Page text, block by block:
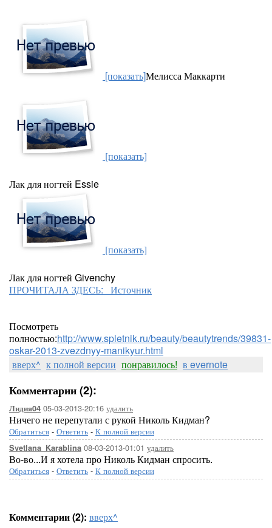
[показать]Мелисса Маккарти
[показать]
Лак для ногтей Essie
[показать]
Лак для ногтей Givenchy
ПРОЧИТАЛА ЗДЕСЬ: Источник
Посмотреть
полностью:http://www.spletnik.ru/beauty/beautytrends/39831-
oskar-2013-zvezdnyy-manikyur.html
вверх^ к полной версии понравилось! в evernote
Комментарии (2):
Лидия04 05-03-2013-20:16 удалить
Ничего не перепутали с рукой Николь Кидман?
Обратиться - Ответить - К полной версии
Svetlana_Karablina 08-03-2013-01:01 удалить
Во-во...И я хотела про Николь Кидман спросить.
Обратиться - Ответить - К полной версии
Комментарии (2): вверх^